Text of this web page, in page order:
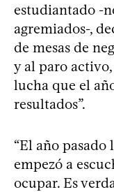
estudiantado -
agremiados-,
de mesas de
y al paro activo,
lucha que el
resultados”.
“El año pasado
empezó a
ocupar. Es